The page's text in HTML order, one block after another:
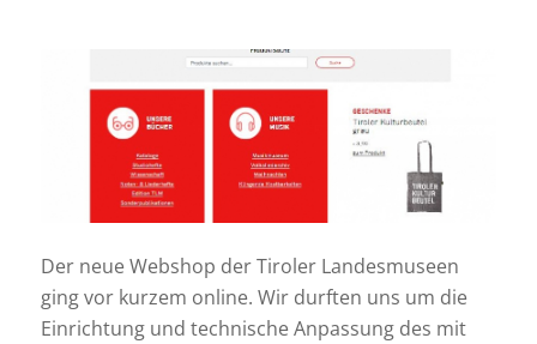
Der neue Webshop der Tiroler Landesmuseen
ging vor kurzem online. Wir durften uns um die
Einrichtung und technische Anpassung des mit